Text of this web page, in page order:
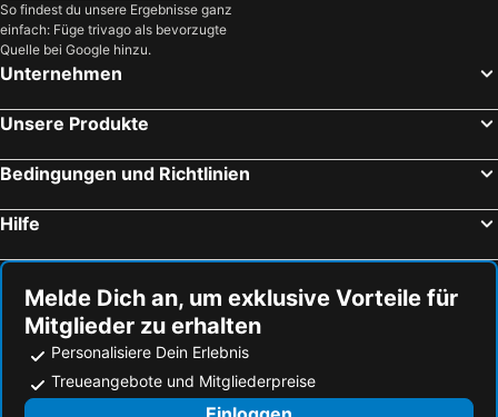
So findest du unsere Ergebnisse ganz
einfach: Füge trivago als bevorzugte
Quelle bei Google hinzu.
Unternehmen
Unsere Produkte
Bedingungen und Richtlinien
Hilfe
Melde Dich an, um exklusive Vorteile für
Mitglieder zu erhalten
Personalisiere Dein Erlebnis
Treueangebote und Mitgliederpreise